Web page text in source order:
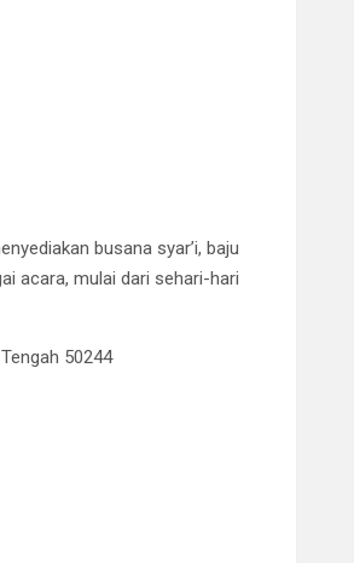
busana syar’i, baju
acara, mulai dari sehari-hari
50244